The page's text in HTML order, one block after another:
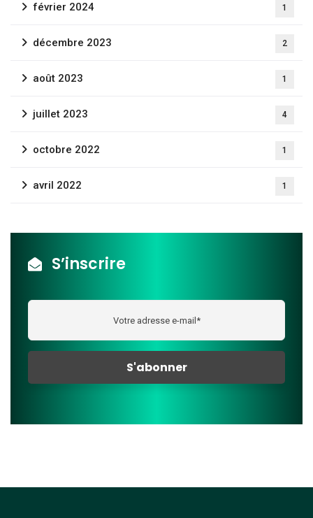
février 2024 1
décembre 2023 2
août 2023 1
juillet 2023 4
octobre 2022 1
avril 2022 1
S’inscrire
Fermer